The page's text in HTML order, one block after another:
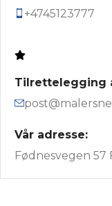
+4745123777‬
Tilrettelegging
Vår adresse:
Fødnesvegen 57